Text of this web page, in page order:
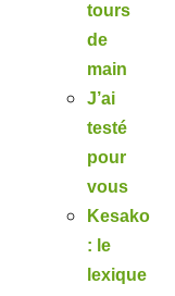
tours
de
main
J’ai
testé
pour
vous
Kesako
: le
lexique